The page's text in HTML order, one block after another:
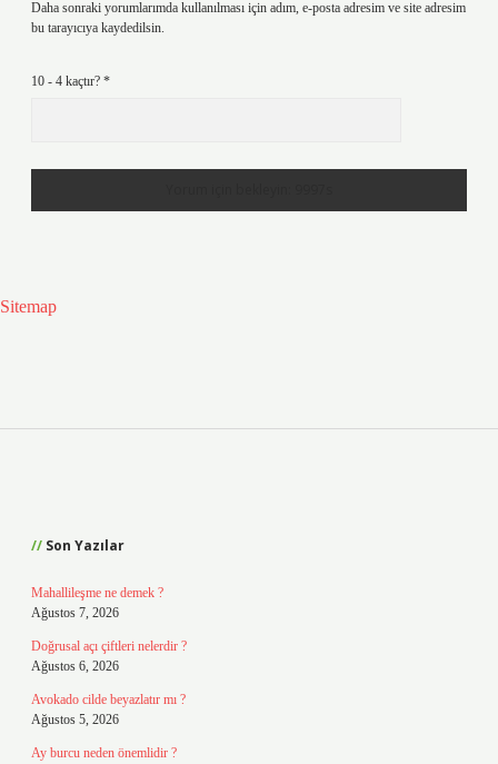
Daha sonraki yorumlarımda kullanılması için adım, e-posta adresim ve site adresim
bu tarayıcıya kaydedilsin.
10 - 4 kaçtır? *
Sitemap
Son Yazılar
Mahallileşme ne demek ?
Ağustos 7, 2026
Doğrusal açı çiftleri nelerdir ?
Ağustos 6, 2026
Avokado cilde beyazlatır mı ?
Ağustos 5, 2026
Ay burcu neden önemlidir ?